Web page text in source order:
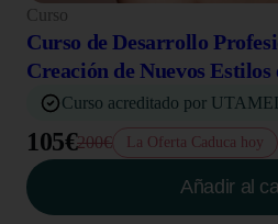
Curso
Curso de Desarrollo
Creación de Nuevos
Curso acreditado por
105€200€ La Oferta Caduca hoy
Añadir al